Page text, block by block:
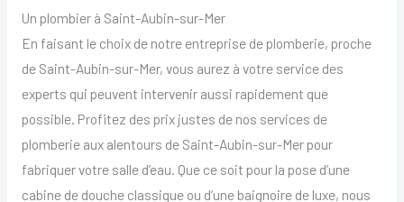
Un plombier à Saint-Aubin-sur-Mer
En faisant le choix de notre entreprise de plomberie, proche
de Saint-Aubin-sur-Mer, vous aurez à votre service des
experts qui peuvent intervenir aussi rapidement que
possible. Profitez des prix justes de nos services de
plomberie aux alentours de Saint-Aubin-sur-Mer pour
fabriquer votre salle d’eau. Que ce soit pour la pose d’une
cabine de douche classique ou d’une baignoire de luxe, nous